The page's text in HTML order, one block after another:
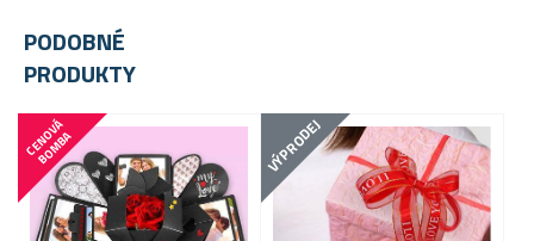
PODOBNÉ
PRODUKTY
C
E
N
O
V
Á
B
O
M
B
A VÝPRODEJ